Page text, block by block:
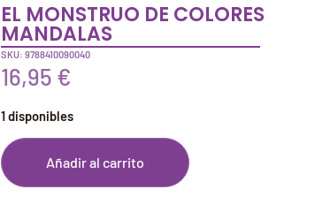
EL MONSTRUO DE COLORES
MANDALAS
SKU: 9788410090040
16,95 €
1 disponibles
Añadir al carrito